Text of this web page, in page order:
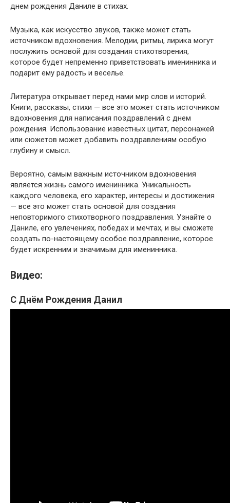
днем рождения Даниле в стихах.
Музыка, как искусство звуков, также может стать
источником вдохновения. Мелодии, ритмы, лирика могут
послужить основой для создания стихотворения,
которое будет непременно приветствовать именинника и
подарит ему радость и веселье.
Литература открывает перед нами мир слов и историй.
Книги, рассказы, стихи — все это может стать источником
вдохновения для написания поздравлений с днем
рождения. Использование известных цитат, персонажей
или сюжетов может добавить поздравлениям особую
глубину и смысл.
Вероятно, самым важным источником вдохновения
является жизнь самого именинника. Уникальность
каждого человека, его характер, интересы и достижения
— все это может стать основой для создания
неповторимого стихотворного поздравления. Узнайте о
Даниле, его увлечениях, победах и мечтах, и вы сможете
создать по-настоящему особое поздравление, которое
будет искренним и значимым для именинника.
Видео:
С Днём Рождения Данил